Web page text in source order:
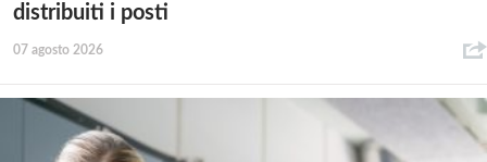
distribuiti i posti
07 agosto 2026